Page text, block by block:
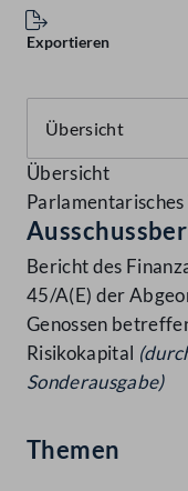
Exportieren
Übersicht
Bericht des
45/A(E) der
Genossen
Risikokapital
Sonderausgabe)
Themen